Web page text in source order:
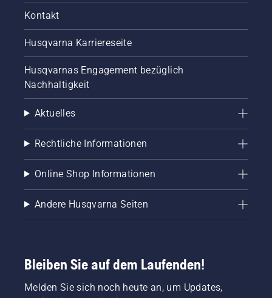
Kontakt
Husqvarna Karriereseite
Husqvarnas Engagement bezüglich
Nachhaltigkeit
Aktuelles
Rechtliche Informationen
Online Shop Informationen
Andere Husqvarna Seiten
Bleiben Sie auf dem Laufenden!
Melden Sie sich noch heute an, um Updates,